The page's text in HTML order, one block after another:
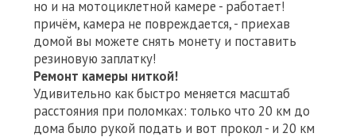
но и на мотоциклетной камере - работает!
причём, камера не повреждается, - приехав
домой вы можете снять монету и поставить
резиновую заплатку!
Ремонт камеры ниткой!
Удивительно как быстро меняется масштаб
расстояния при поломках: только что 20 км до
дома было рукой подать и вот прокол - и 20 км